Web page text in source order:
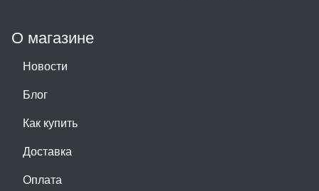
О магазине
Новости
Блог
Как купить
Доставка
Оплата